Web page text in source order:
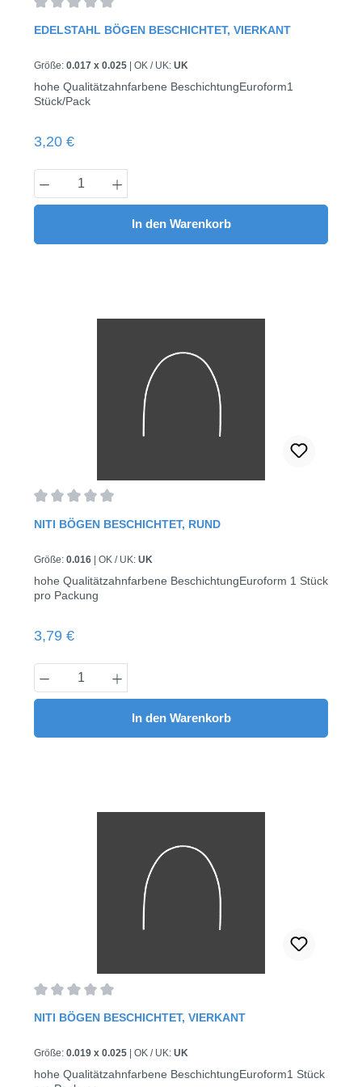
Durchschnittliche Bewertung von 0 von 5 Sternen
EDELSTAHL BÖGEN BESCHICHTET, VIERKANT
Größe: 0.017 x 0.025 | OK / UK: UK
hohe Qualitätzahnfarbene BeschichtungEuroform1
Stück/Pack
Regulärer Preis:
3,20 €
Produkt Anzahl: Gib den gewünschten
In den Warenkorb
Durchschnittliche Bewertung von 0 von 5 Sternen
NITI BÖGEN BESCHICHTET, RUND
Größe: 0.016 | OK / UK: UK
hohe Qualitätzahnfarbene BeschichtungEuroform 1 Stück
pro Packung
Regulärer Preis:
3,79 €
Produkt Anzahl: Gib den gewünschten
In den Warenkorb
Durchschnittliche Bewertung von 0 von 5 Sternen
NITI BÖGEN BESCHICHTET, VIERKANT
Größe: 0.019 x 0.025 OK / UK: UK
hohe Qualitätzahnfarbene BeschichtungEuroform1 Stück